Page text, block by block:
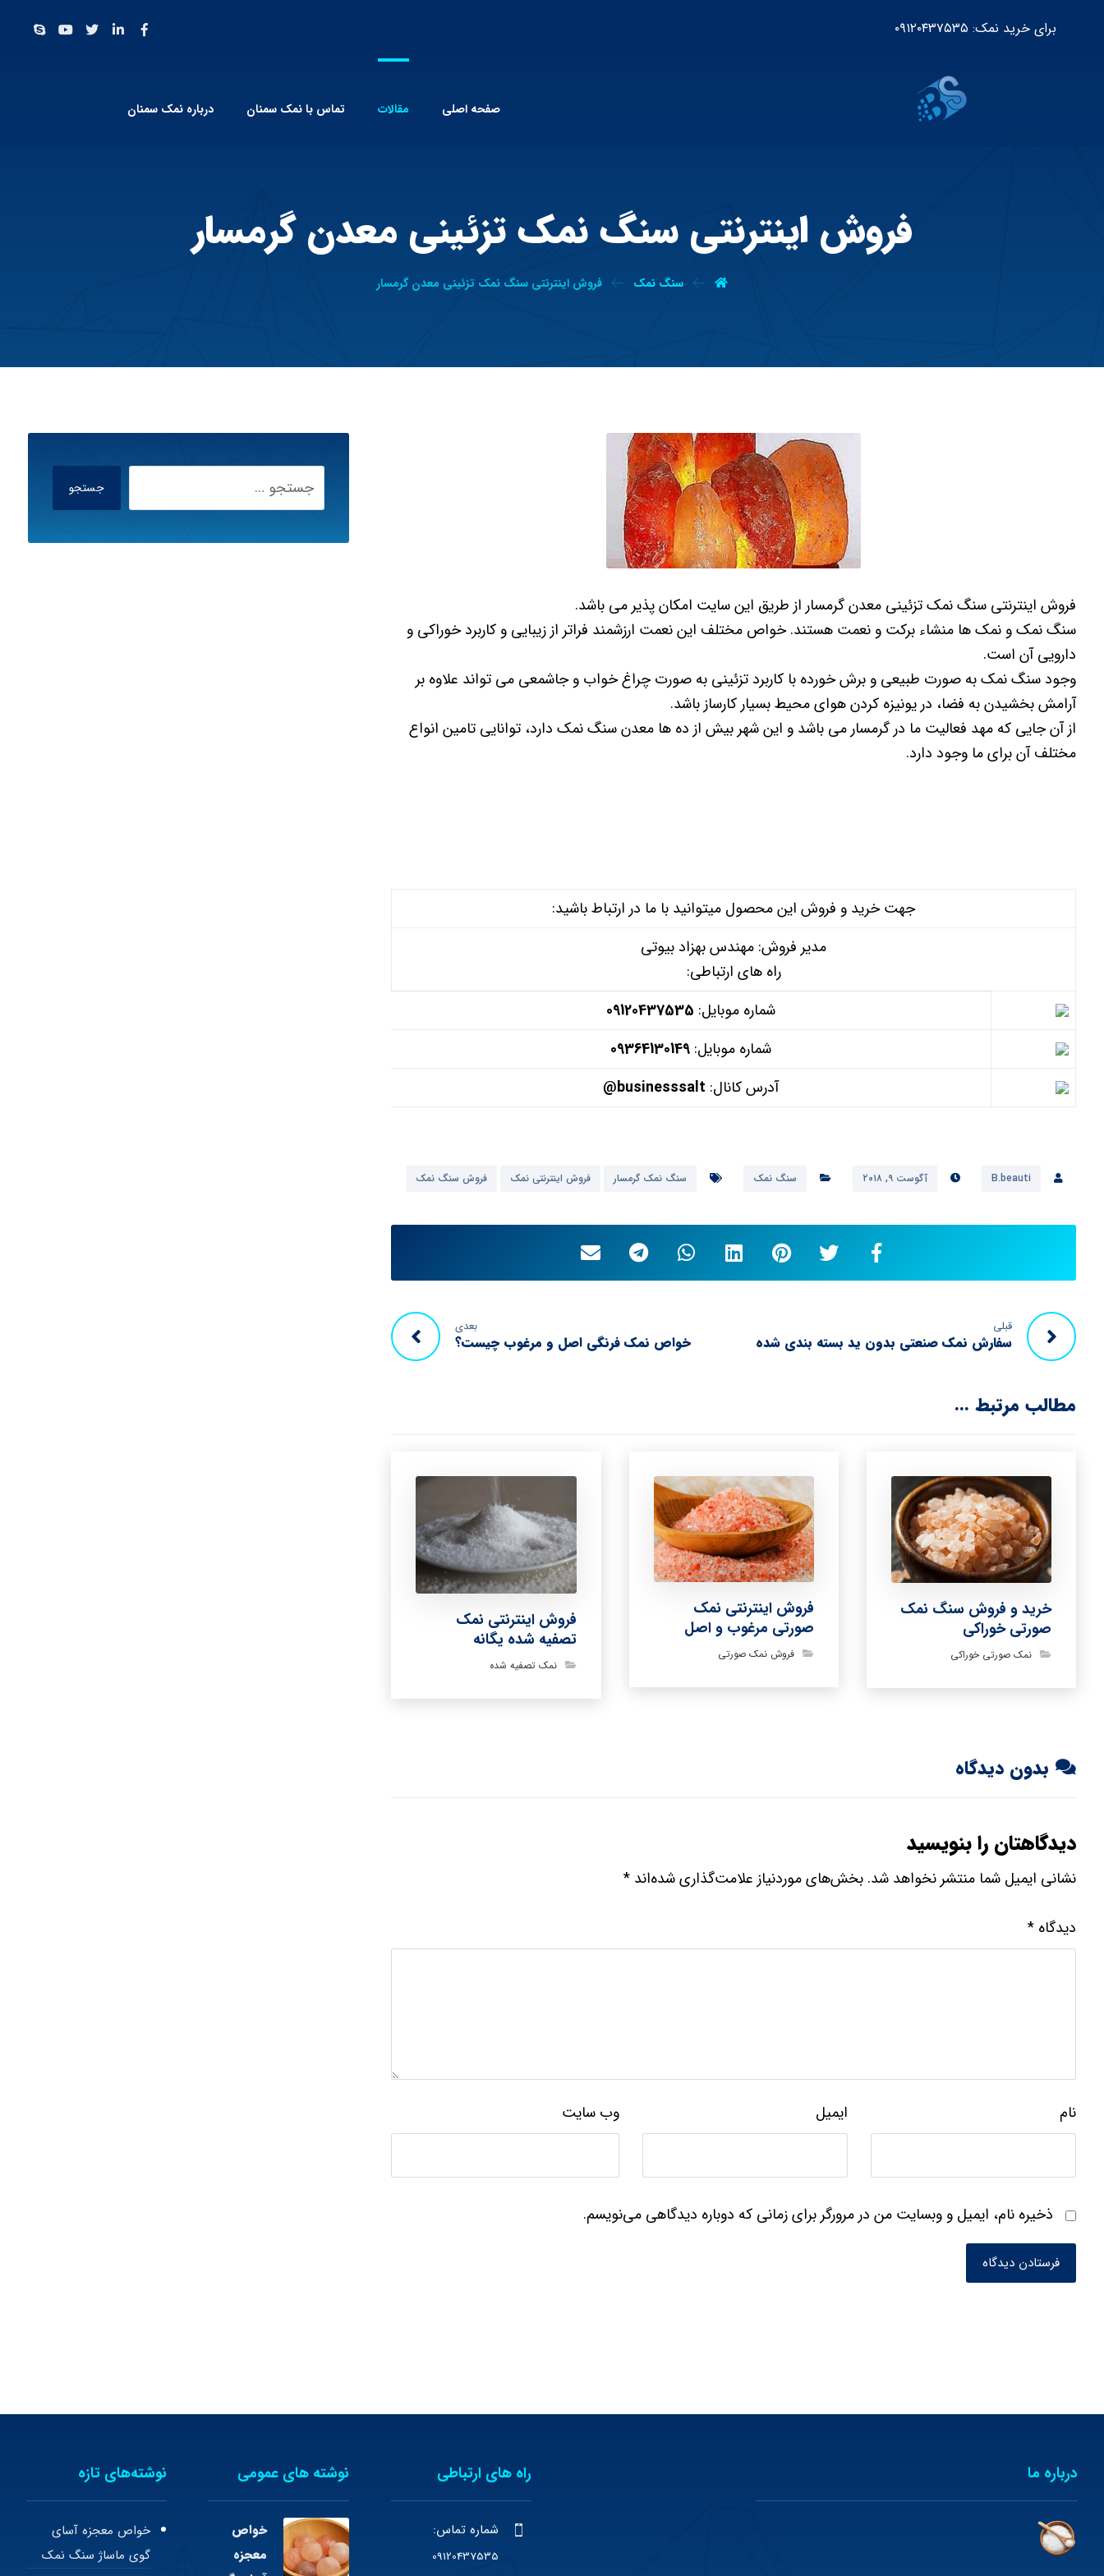
برای خرید نمک: ۰۹۱۲۰۴۳۷۵۳۵
صفحه اصلی مقالات تماس با نمک سمنان درباره نمک سمنان
فروش اینترنتی سنگ نمک تزئینی معدن گرمسار
سنگ نمک فروش اینترنتی سنگ نمک تزئینی معدن گرمسار
فروش اینترنتی سنگ نمک تزئینی معدن گرمسار از طریق این سایت امکان پذیر می باشد.
سنگ نمک و نمک ها منشاء برکت و نعمت هستند. خواص مختلف این نعمت ارزشمند فراتر از زیبایی و کاربرد خوراکی و
دارویی آن است.
وجود سنگ نمک به صورت طبیعی و برش خورده با کاربرد تزئینی به صورت چراغ خواب و جاشمعی می تواند علاوه بر
آرامش بخشیدن به فضا، در یونیزه کردن هوای محیط بسیار کارساز باشد.
از آن جایی که مهد فعالیت ما در گرمسار می باشد و این شهر بیش از ده ها معدن سنگ نمک دارد، توانایی تامین انواع
مختلف آن برای ما وجود دارد.
جهت خرید و فروش این محصول میتوانید با ما در ارتباط باشید:
مدیر فروش: مهندس بهزاد بیوتی
راه های ارتباطی:
شماره موبایل: 09120437535
شماره موبایل: 09364130149
آدرس کانال: businesssalt@
B.beauti آگوست ۹, ۲۰۱۸ سنگ نمک سنگ نمک گرمسار فروش اینترنتی نمک فروش سنگ نمک
قبلی
سفارش نمک صنعتی بدون ید بسته بندی شده
بعدی
خواص نمک فرنگی اصل و مرغوب چیست؟
مطالب مرتبط ...
خرید و فروش سنگ نمک
صورتی خوراکی
نمک صورتی خوراکی
فروش اینترنتی نمک
صورتی مرغوب و اصل
فروش نمک صورتی
فروش اینترنتی نمک
تصفیه شده یگانه
نمک تصفیه شده
بدون دیدگاه
دیدگاهتان را بنویسید
نشانی ایمیل شما منتشر نخواهد شد. بخش‌های موردنیاز علامت‌گذاری شده‌اند *
دیدگاه *
نام ایمیل وب‌ سایت
ذخیره نام، ایمیل و وبسایت من در مرورگر برای زمانی که دوباره دیدگاهی می‌نویسم.
فرستادن دیدگاه
جستجو
درباره ما راه های ارتباطی
شماره تماس:
09120437535
نوشته های عمومی
خواص
معجزه
نوشته‌های تازه
خواص معجزه آسای
گوی ماساژ سنگ نمک